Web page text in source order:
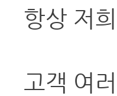
항상 저
고객 여